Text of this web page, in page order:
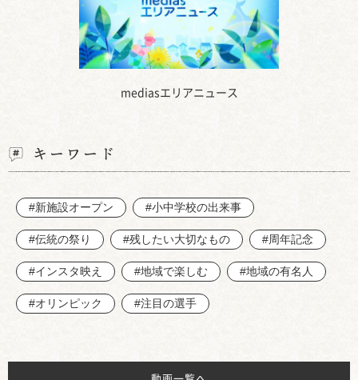
mediasエリアニュース
キーワード
#新施設オープン #小中学校の出来事
#伝統の祭り #残したい大切なもの #周年記念
#インスタ映え #地域で楽しむ #地域の有名人
#オリンピック #注目の選手